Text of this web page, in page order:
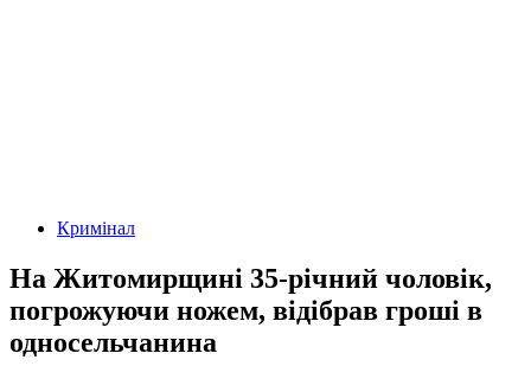
Кримінал
На Житомирщині 35-річний чоловік,
погрожуючи ножем, відібрав гроші в
односельчанина